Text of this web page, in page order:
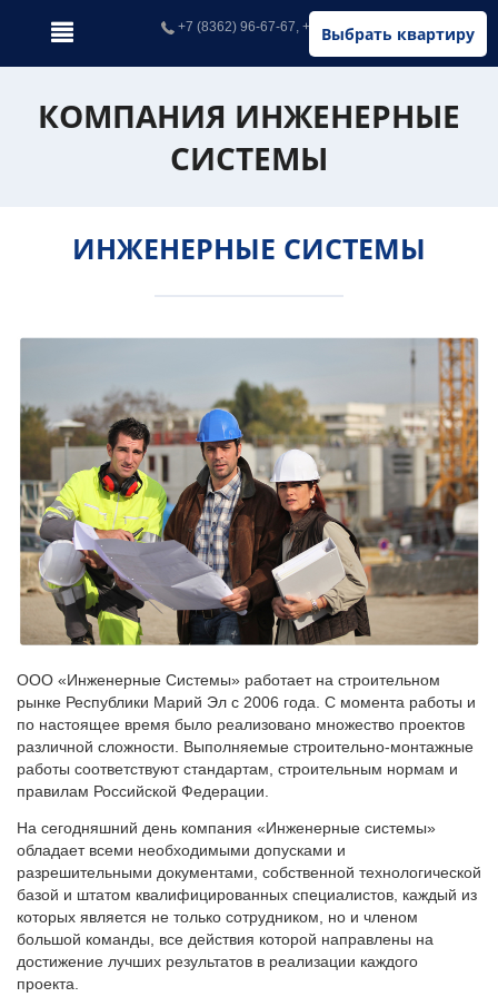
Выбрать квартиру
+7 (8362) 96-67-67, +7 (902) 326-67-67
КОМПАНИЯ ИНЖЕНЕРНЫЕ
СИСТЕМЫ
ИНЖЕНЕРНЫЕ СИСТЕМЫ
ООО «Инженерные Системы» работает на строительном
рынке Республики Марий Эл с 2006 года. С момента работы и
по настоящее время было реализовано множество проектов
различной сложности. Выполняемые строительно-монтажные
работы соответствуют стандартам, строительным нормам и
правилам Российской Федерации.
На сегодняшний день компания «Инженерные системы»
обладает всеми необходимыми допусками и
разрешительными документами, собственной технологической
базой и штатом квалифицированных специалистов, каждый из
которых является не только сотрудником, но и членом
большой команды, все действия которой направлены на
достижение лучших результатов в реализации каждого
проекта.